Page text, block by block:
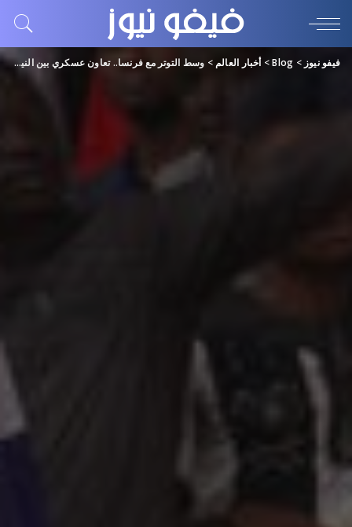
فيفو نيوز >
Blog
> أخبار العالم > وسط التوتر مع فرنسا.. تعاون عسكري بين النيجر وروسيا